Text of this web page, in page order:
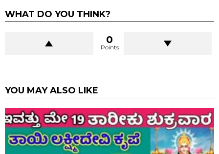
WHAT DO YOU THINK?
0
Points
YOU MAY ALSO LIKE